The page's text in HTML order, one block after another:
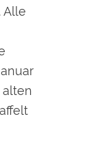
Alle
alten